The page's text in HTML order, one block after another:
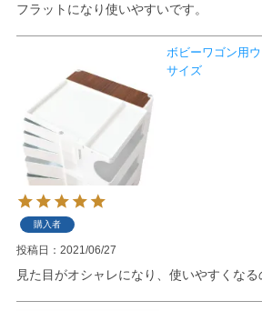
フラットになり使いやすいです。
ボビーワゴン用
サイズ
購入者
投稿日 2021/06/27
見た目がオシャレになり、使いやすくなる